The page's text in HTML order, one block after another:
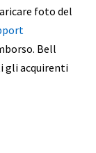
foto del
Bell
gli acquirenti